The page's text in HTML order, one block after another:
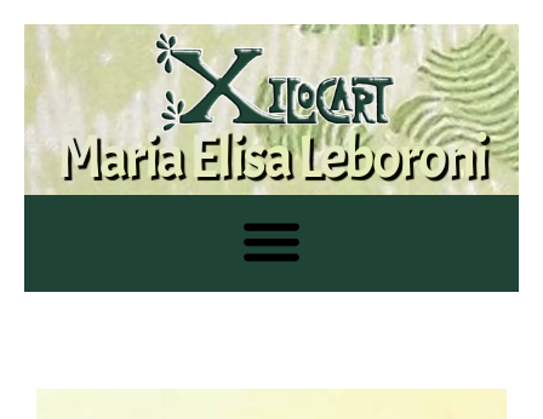
Maria Elisa Leboroni